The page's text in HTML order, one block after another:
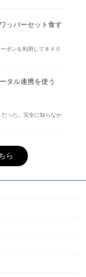
ッパーセット食す
ポンを利用して８４０
タル連携を使う
った。完全に知らなか
ら